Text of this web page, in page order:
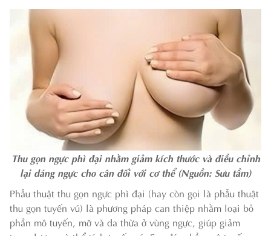
Thu gọn ngực phì đại nhằm giảm kích thước và điều chỉnh
lại dáng ngực cho cân đối với cơ thể (Nguồn: Sưu tầm)
Phẫu thuật thu gọn ngực phì đại (hay còn gọi là phẫu thuật
thu gọn tuyến vú) là phương pháp can thiệp nhằm loại bỏ
phần mô tuyến, mỡ và da thừa ở vùng ngực, giúp giảm